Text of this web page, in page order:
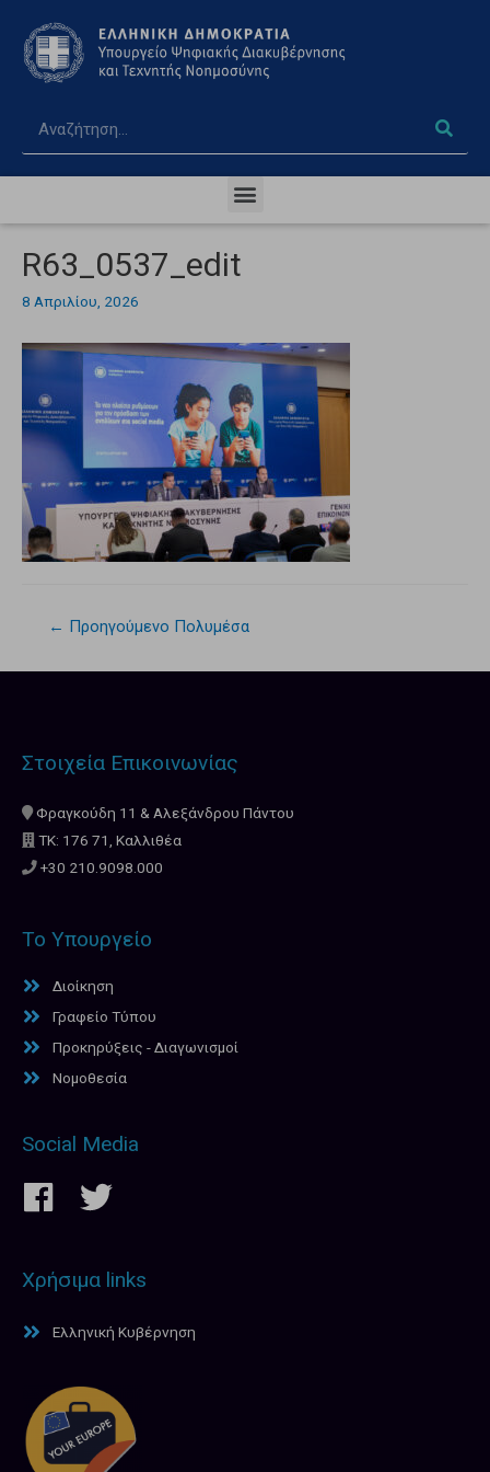
R63_0537_edit
8 Απριλίου, 2026
← Προηγούμενο Πολυμέσα
Στοιχεία Επικοινωνίας
Φραγκούδη 11 & Αλεξάνδρου Πάντου
ΤΚ: 176 71, Καλλιθέα
+30 210.9098.000
Το Υπουργείο
Διοίκηση
Γραφείο Τύπου
Προκηρύξεις - Διαγωνισμοί
Νομοθεσία
Social Media
Χρήσιμα links
Ελληνική Κυβέρνηση